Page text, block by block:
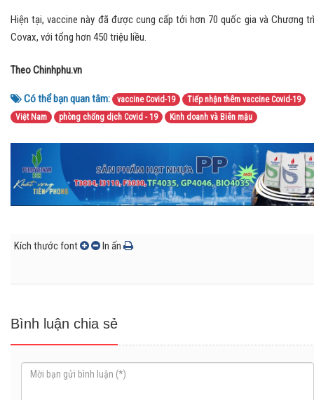
Hiện tại, vaccine này đã được cung cấp tới hơn 70 quốc gia và Chương
Covax, với tổng hơn 450 triệu liều.
Theo Chinhphu.vn
Có thể bạn quan tâm: vaccine Covid-19
Tiếp nhận thêm vaccine Covid-19
Việt Nam
phòng chống dịch Covid - 19 Kinh doanh và Biên mậu
Kích thước font In ấn
Bình luận chia sẻ